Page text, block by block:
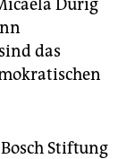
Dürig
das
Stiftung